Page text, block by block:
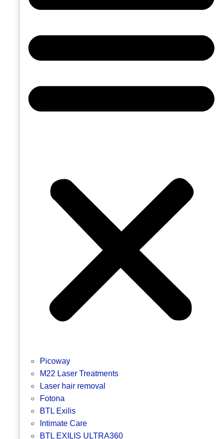
Picoway
M22 Laser Treatments
Laser hair removal
Fotona
BTL Exilis
Intimate Care
BTL EXILIS ULTRA360